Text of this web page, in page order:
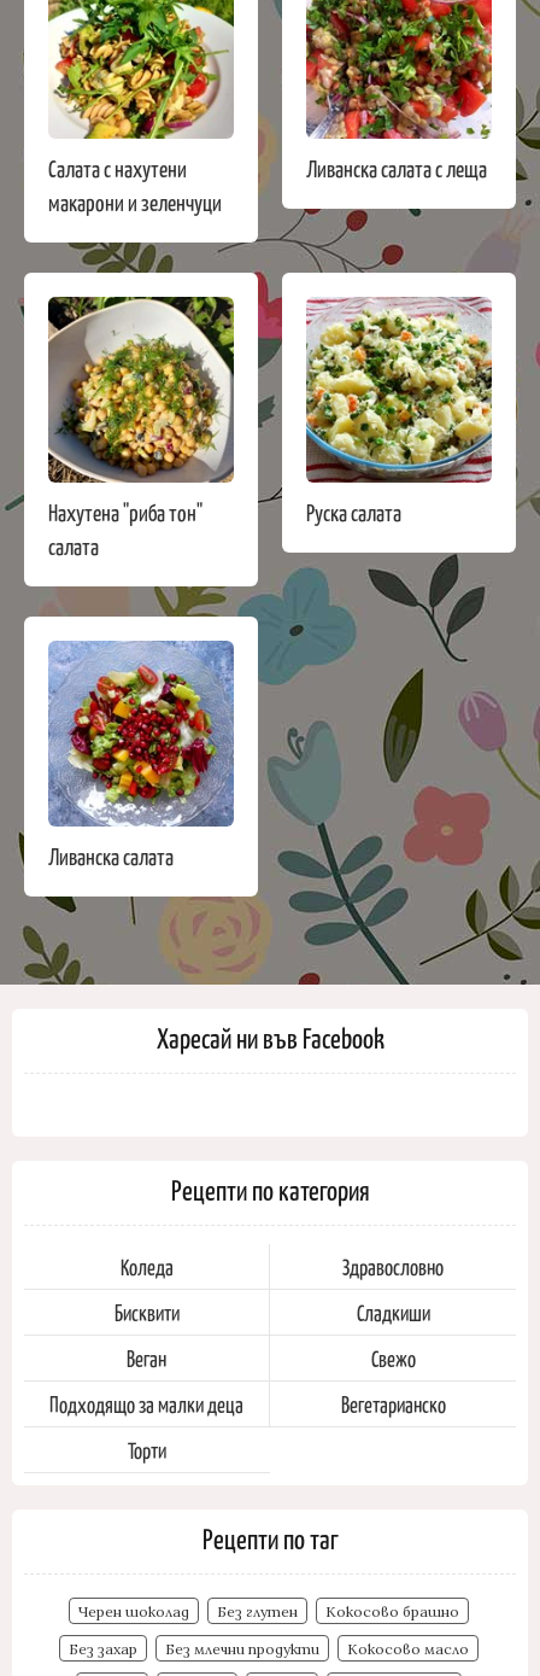
Салата с нахутени
макарони и зеленчуци
Ливанска салата с леща
Нахутена "риба тон"
салата
Руска салата
Ливанска салата
Харесай ни във Facebook
Рецепти по категория
Коледа
Здравословно
Бисквити
Сладкиши
Веган
Свежо
Подходящо за малки деца
Вегетарианско
Торти
Рецепти по таг
Черен шоколад Без глутен Кокосово брашно
Без захар Без млечни продукти Кокосово масло